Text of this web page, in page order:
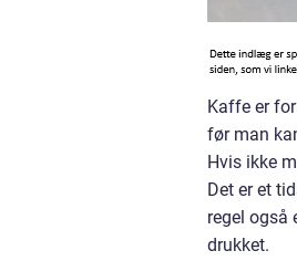
Kaffe er
før man
Hvis ikke
Det er et
regel også
drukket.